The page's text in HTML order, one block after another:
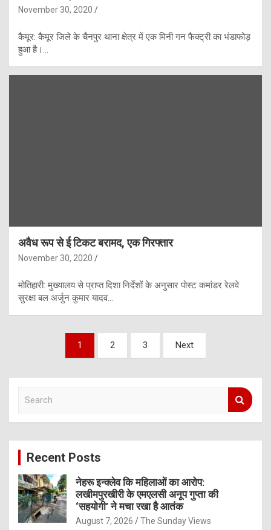
November 30, 2020
कैमूर: कैमूर जिले के चैनपुर थाना क्षेत्र में एक मिनी गन फैक्ट्री का भंडाफोड़
हुआ है।…
अवैध रूप से ई टिकट बरामद, एक गिरफ्तार
November 30, 2020
मोतिहारी: मुख्यालय से प्राप्त दिशा निर्देशों के अनुसार पोस्ट कमांडर रेलवे
सुरक्षा बल अर्जुन कुमार यादव…
pagination
1 2 3 Next
c
Recent Posts
नेहरू इन्क्लेव कि महिलाओं का आरोप:
लखीमपुरखीरी के एमएलसी अनूप गुप्ता की
‘सहयोगी’ ने मचा रखा है आतंक
August 7, 2026 The Sunday Views